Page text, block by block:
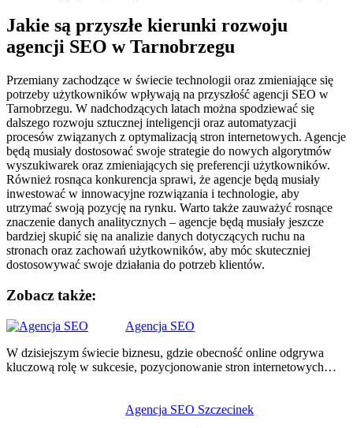
Jakie są przyszłe kierunki rozwoju
agencji SEO w Tarnobrzegu
Przemiany zachodzące w świecie technologii oraz zmieniające się
potrzeby użytkowników wpływają na przyszłość agencji SEO w
Tarnobrzegu. W nadchodzących latach można spodziewać się
dalszego rozwoju sztucznej inteligencji oraz automatyzacji
procesów związanych z optymalizacją stron internetowych. Agencje
będą musiały dostosować swoje strategie do nowych algorytmów
wyszukiwarek oraz zmieniających się preferencji użytkowników.
Również rosnąca konkurencja sprawi, że agencje będą musiały
inwestować w innowacyjne rozwiązania i technologie, aby
utrzymać swoją pozycję na rynku. Warto także zauważyć rosnące
znaczenie danych analitycznych – agencje będą musiały jeszcze
bardziej skupić się na analizie danych dotyczących ruchu na
stronach oraz zachowań użytkowników, aby móc skuteczniej
dostosowywać swoje działania do potrzeb klientów.
Zobacz także:
Agencja SEO
W dzisiejszym świecie biznesu, gdzie obecność online odgrywa
kluczową rolę w sukcesie, pozycjonowanie stron internetowych…
Agencja SEO Szczecinek